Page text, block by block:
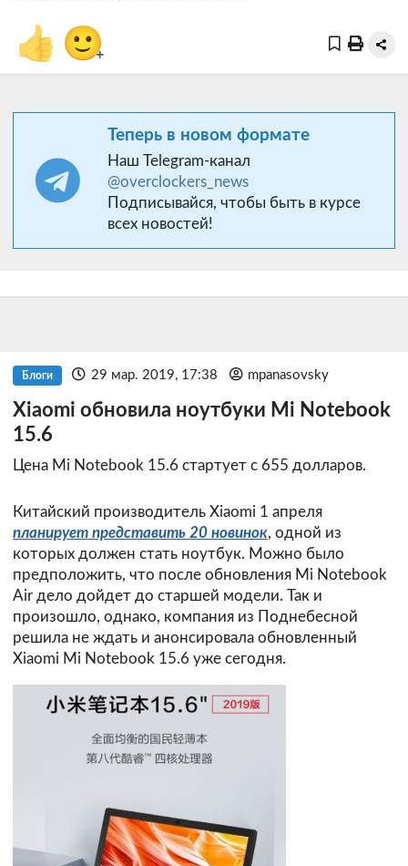
👍 🙂+
Теперь в новом формате
Наш Telegram-канал
@overclockers_news
Подписывайся, чтобы быть в курсе
всех новостей!
Блоги 29 мар. 2019, 17:38 mpanasovsky
Xiaomi обновила ноутбуки Mi Notebook
15.6
Цена Mi Notebook 15.6 стартует с 655 долларов.
Китайский производитель Xiaomi 1 апреля
планирует представить 20 новинок, одной из
которых должен стать ноутбук. Можно было
предположить, что после обновления Mi Notebook
Air дело дойдет до старшей модели. Так и
произошло, однако, компания из Поднебесной
решила не ждать и анонсировала обновленный
Xiaomi Mi Notebook 15.6 уже сегодня.